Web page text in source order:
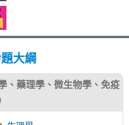
買全修送題庫班！
強，必考重點全吸收！
師【榜眼】林Ｏ妡同學來自高
，預約參加即贈護理師國考
大綱
、藥理學、微生物學、免疫